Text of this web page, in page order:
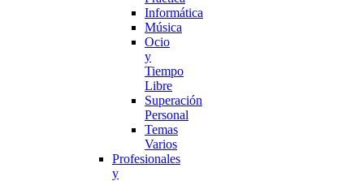
Informática
Música
Ocio
y
Tiempo
Libre
Superación
Personal
Temas
Varios
Profesionales
y